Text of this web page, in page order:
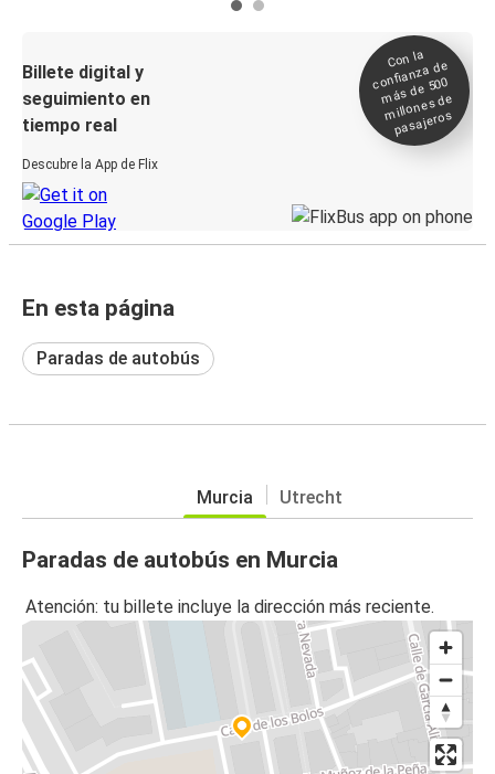
Billete digital y
seguimiento en
tiempo real
Descubre la App de Flix
Con la
confianza de
más de 500
millones de
pasajeros
En esta página
Paradas de autobús
Murcia Utrecht
Paradas de autobús en Murcia
Atención: tu billete incluye la dirección más reciente.